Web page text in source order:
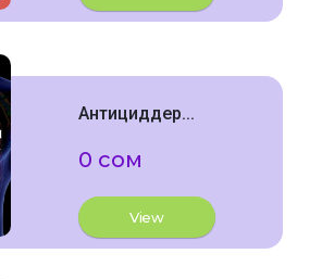
Антициддер...
0 сом
View